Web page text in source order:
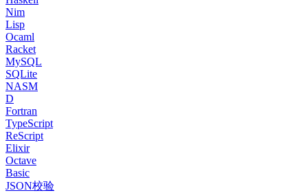
Nim
Lisp
Ocaml
Racket
MySQL
SQLite
NASM
D
Fortran
TypeScript
ReScript
Elixir
Octave
Basic
JSON校验